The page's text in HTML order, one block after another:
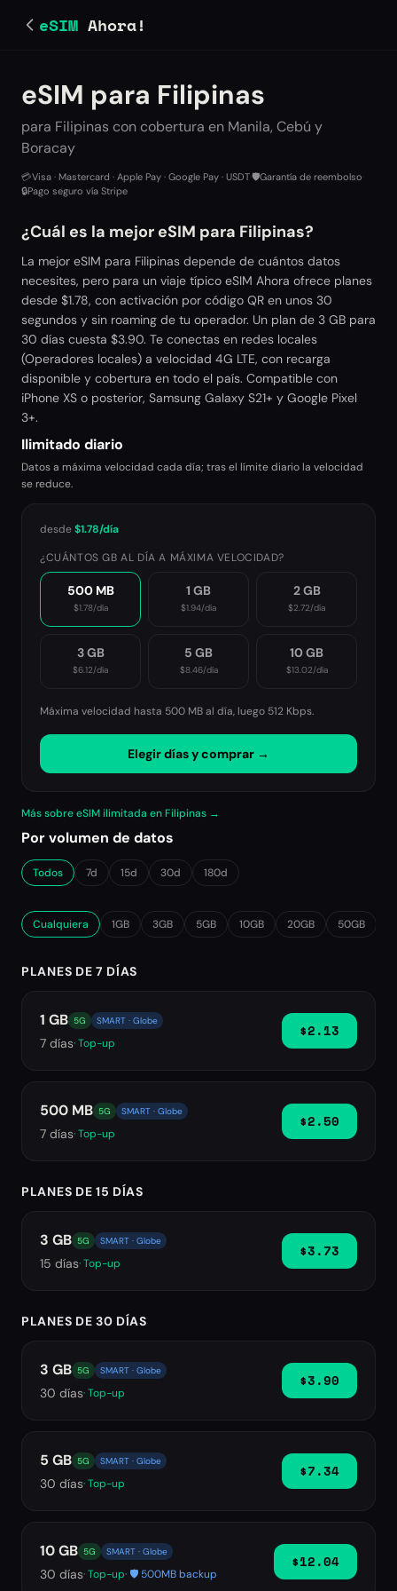
eSIM Ahora!
eSIM para Filipinas
para Filipinas con cobertura en Manila, Cebú y
Boracay
💳Visa · Mastercard · Apple Pay · Google Pay · USDT🛡️Garantía de reembolso
🔒Pago seguro vía Stripe
¿Cuál es la mejor eSIM para Filipinas?
La mejor eSIM para Filipinas depende de cuántos datos
necesites, pero para un viaje típico eSIM Ahora ofrece planes
desde $1.78, con activación por código QR en unos 30
segundos y sin roaming de tu operador. Un plan de 3 GB para
30 días cuesta $3.90. Te conectas en redes locales
(Operadores locales) a velocidad 4G LTE, con recarga
disponible y cobertura en todo el país. Compatible con
iPhone XS o posterior, Samsung Galaxy S21+ y Google Pixel
3+.
Ilimitado diario
Datos a máxima velocidad cada día; tras el límite diario la velocidad
se reduce.
desde$1.78/día
¿CUÁNTOS GB AL DÍA A MÁXIMA VELOCIDAD?
500 MB
$1.78/día
1 GB
$1.94/día
2 GB
$2.72/día
3 GB
$6.12/día
5 GB
$8.46/día
10 GB
$13.02/día
Máxima velocidad hasta 500 MB al día, luego 512 Kbps.
Elegir días y comprar →
Más sobre eSIM ilimitada en Filipinas →
Por volumen de datos
Todos 7d 15d 30d 180d
Cualquiera 1GB 3GB 5GB 10GB 20GB 50GB
PLANES DE 7 DÍAS
1 GB 5G SMART · Globe
7 días· Top-up
$2.13
500 MB 5G SMART · Globe
7 días· Top-up
$2.50
PLANES DE 15 DÍAS
3 GB 5G SMART · Globe
15 días· Top-up
$3.73
PLANES DE 30 DÍAS
3 GB 5G SMART · Globe
30 días· Top-up
$3.90
5 GB 5G SMART · Globe
30 días· Top-up
$7.34
10 GB 5G SMART · Globe
30 días· Top-up· 🛡️ 500MB backup
$12.04